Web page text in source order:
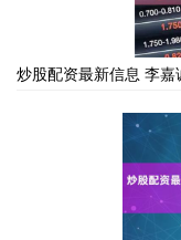
炒股配资最新信息 李